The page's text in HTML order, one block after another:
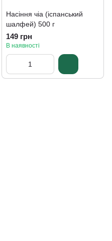
Насіння чіа (іспанський
шалфей) 500 г
149 грн
В наявності